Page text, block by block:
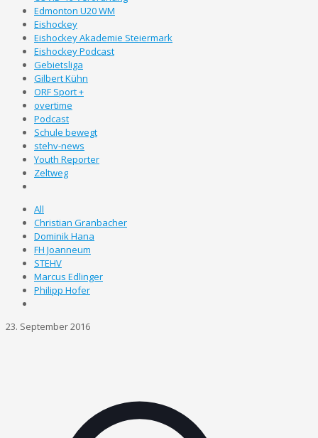
Edmonton U20 WM
Eishockey
Eishockey Akademie Steiermark
Eishockey Podcast
Gebietsliga
Gilbert Kühn
ORF Sport +
overtime
Podcast
Schule bewegt
stehv-news
Youth Reporter
Zeltweg
All
Christian Granbacher
Dominik Hana
FH Joanneum
STEHV
Marcus Edlinger
Philipp Hofer
23. September 2016